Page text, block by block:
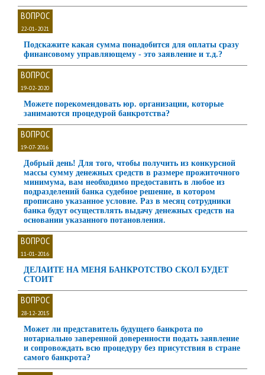
ВОПРОС
22-01-2021
Подскажите какая сумма понадобится для оплаты сразу
финансовому управляющему - это заявление и т.д.?
ВОПРОС
19-02-2020
Можете порекомендовать юр. организации, которые
занимаются процедурой банкротства?
ВОПРОС
19-07-2016
Добрый день! Для того, чтобы получить из конкурсной
массы сумму денежных средств в размере прожиточного
минимума, вам необходимо предоставить в любое из
подразделений банка судебное решение, в котором
прописано указанное условие. Раз в месяц сотрудники
банка будут осуществлять выдачу денежных средств на
основании указанного потановления.
ВОПРОС
11-01-2016
ДЕЛАИТЕ НА МЕНЯ БАНКРОТСТВО СКОЛ БУДЕТ
СТОИТ
ВОПРОС
28-12-2015
Может ли представитель будущего банкрота по
нотариально заверенной доверенности подать заявление
и сопровождать всю процедуру без присутствия в стране
самого банкрота?